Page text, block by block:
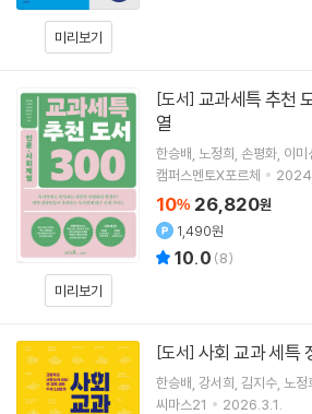
미리보기
미리보기
[도서]
열
한승배 노정희 손평화 이미
캠퍼스멘토X포르체
10% 26,820원
1,490원
10.0 (8)
[도서] 사회 교과 세특
한승배 강서희 김지수 노정
씨마스21
2026.3.1.